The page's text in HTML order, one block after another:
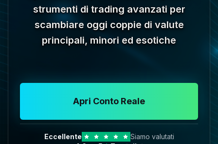
strumenti di trading avanzati per
scambiare oggi coppie di valute
principali, minori ed esotiche
Apri Conto Reale
Eccellente
Siamo valutati